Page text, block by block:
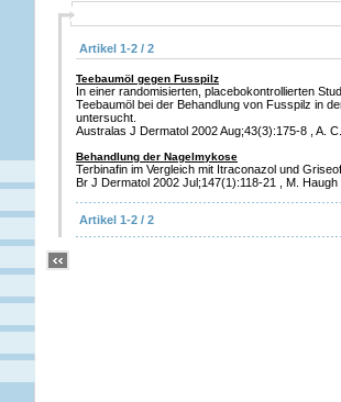
Artikel 1-2 / 2
Teebaumöl gegen Fusspilz
In einer randomisierten, placebokontrollierten
Teebaumöl bei der Behandlung von Fusspilz in
untersucht.
Australas J Dermatol 2002 Aug;43(3):175-8 , A.
Behandlung der Nagelmykose
Terbinafin im Vergleich mit Itraconazol und
Br J Dermatol 2002 Jul;147(1):118-21 , M. Haugh
Artikel 1-2 / 2